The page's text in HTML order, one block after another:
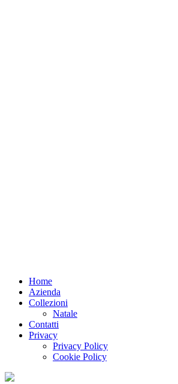
Home
Azienda
Collezioni
Natale
Contatti
Privacy
Privacy Policy
Cookie Policy